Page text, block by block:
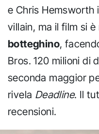
e Chris Hemsworth
villain, ma il film si
botteghino,
Bros. 120 milioni di
seconda maggior
rivela Deadline. Il
recensioni.